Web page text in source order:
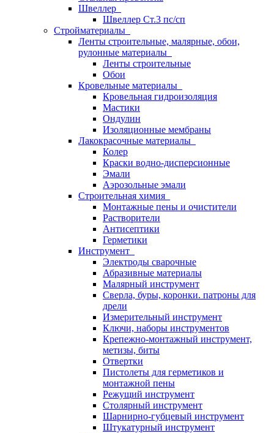
Швеллер
Швеллер Ст.3 пс/сп
Стройматериалы
Ленты строительные, малярные, обои,
рулонные материалы
Ленты строительные
Обои
Кровельные материалы
Кровельная гидроизоляция
Мастики
Ондулин
Изоляционные мембраны
Лакокрасочные материалы
Колер
Краски водно-дисперсионные
Эмали
Аэрозольные эмали
Строительная химия
Монтажные пены и очистители
Растворители
Антисептики
Герметики
Инструмент
Электроды сварочные
Абразивные материалы
Малярный инструмент
Сверла, буры, коронки. патроны для
дрели
Измерительный инструмент
Ключи, наборы инструментов
Крепежно-монтажный инструмент,
метизы, биты
Отвертки
Пистолеты для герметиков и
монтажной пены
Режущий инструмент
Столярный инструмент
Шарнирно-губцевый инструмент
Штукатурный инструмент